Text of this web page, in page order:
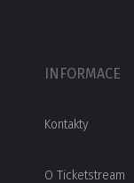
INFORMACE
Kontakty
O Ticketstream